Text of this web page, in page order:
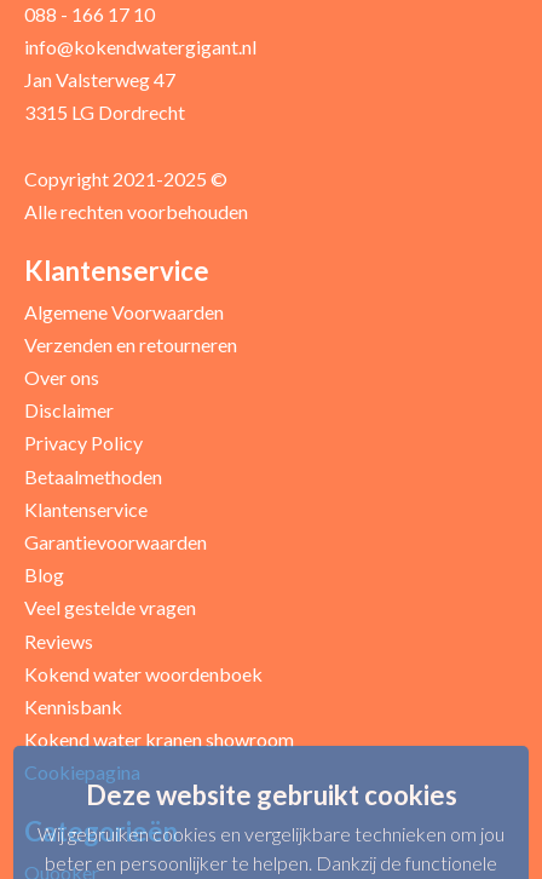
088 - 166 17 10
info@kokendwatergigant.nl
Jan Valsterweg 47
3315 LG Dordrecht
Copyright 2021-2025 ©
Alle rechten voorbehouden
Klantenservice
Algemene Voorwaarden
Verzenden en retourneren
Over ons
Disclaimer
Privacy Policy
Betaalmethoden
Klantenservice
Garantievoorwaarden
Blog
Veel gestelde vragen
Reviews
Kokend water woordenboek
Kennisbank
Kokend water kranen showroom
Cookiepagina
Categorieën
Quooker
Deze website gebruikt cookies
Wij gebruiken cookies en vergelijkbare technieken om jou
beter en persoonlijker te helpen. Dankzij de functionele